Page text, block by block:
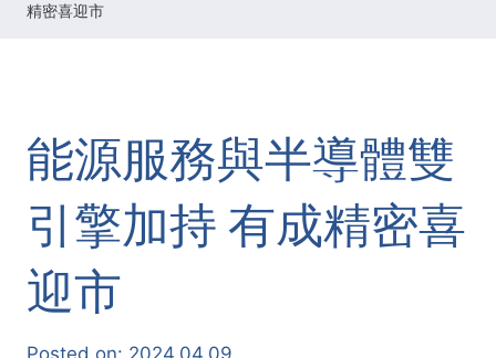
精密喜迎市
能源服務與半導體雙
引擎加持 有成精密喜
迎市